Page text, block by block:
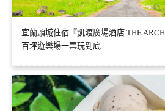
宜蘭頭城住宿『凱渡廣場酒店 THE
百坪遊樂場一票玩到底